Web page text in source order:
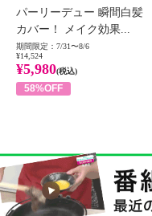
パーリーデュー 瞬間白髪
カバー！ メイク効果...
期間限定：7/31〜8/6
¥14,524
¥5,980(税込)
58%OFF